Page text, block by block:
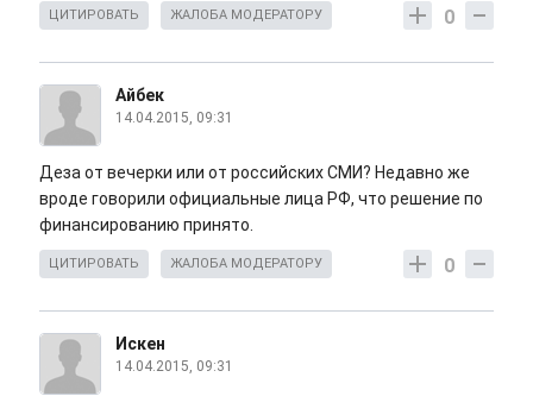
0
ЦИТИРОВАТЬ ЖАЛОБА МОДЕРАТОРУ
Айбек
14.04.2015, 09:31
Деза от вечерки или от российских СМИ? Недавно же
вроде говорили официальные лица РФ, что решение по
финансированию принято.
0
ЦИТИРОВАТЬ ЖАЛОБА МОДЕРАТОРУ
Искен
14.04.2015, 09:31